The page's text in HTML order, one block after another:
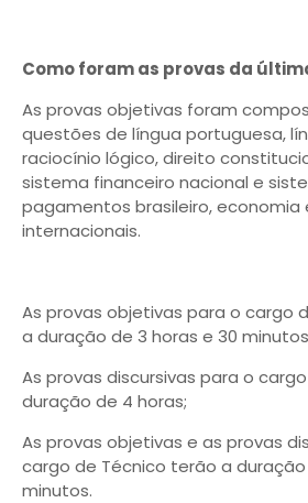
Como foram as provas da
As provas objetivas foram
questões de língua portuguesa,
raciocínio lógico, direito
sistema financeiro nacional e
pagamentos brasileiro, economia
internacionais.
As provas objetivas para o cargo
a duração de 3 horas e 30
As provas discursivas para o
duração de 4 horas;
As provas objetivas e as provas
cargo de Técnico terão a
minutos.